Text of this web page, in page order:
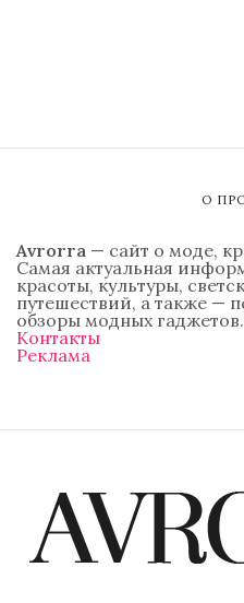
О
Avrorra — сайт о моде,
Самая актуальная
красоты, культуры,
путешествий, а также —
обзоры модных гаджетов.
Контакты
Реклама